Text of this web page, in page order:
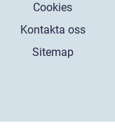
Cookies
Kontakta oss
Sitemap